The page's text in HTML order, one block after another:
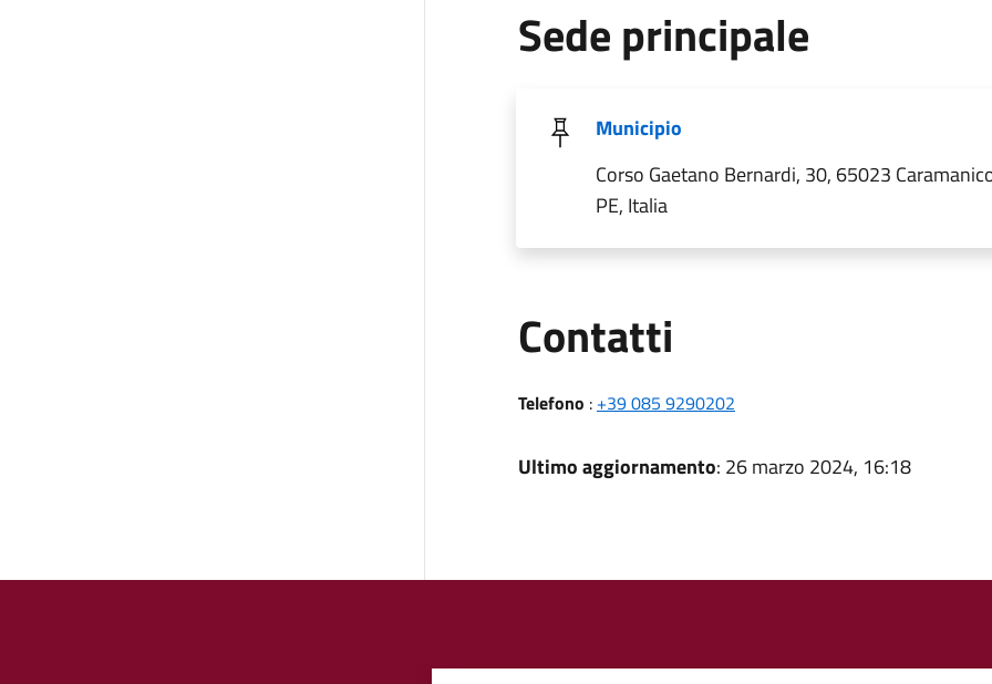
Sede principale
Municipio
Corso Gaetano Bernardi, 30, 65023
PE, Italia
Contatti
Telefono : +39 085 9290202
Ultimo aggiornamento: 26 marzo 2024, 16:18